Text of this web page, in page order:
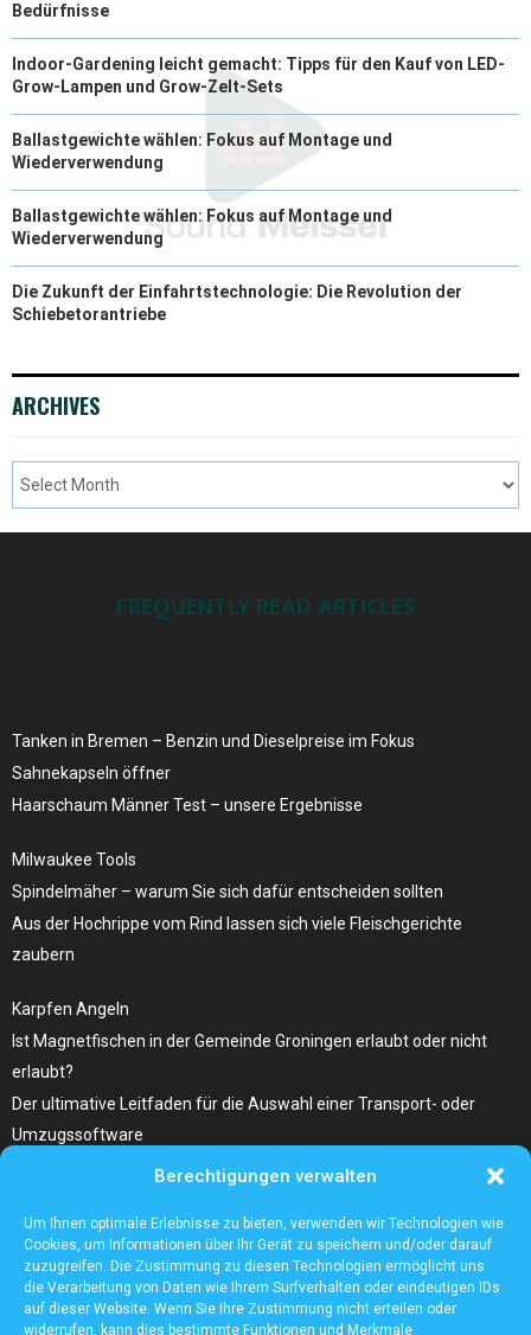
Berechtigungen verwalten
Um Ihnen optimale Erlebnisse zu bieten, verwenden wir Technologien wie
Cookies, um Informationen über Ihr Gerät zu speichern und/oder darauf
zuzugreifen. Die Zustimmung zu diesen Technologien ermöglicht uns
die Verarbeitung von Daten wie Ihrem Surfverhalten oder eindeutigen IDs
auf dieser Website. Wenn Sie Ihre Zustimmung nicht erteilen oder
widerrufen, kann dies bestimmte Funktionen und Merkmale
Bedürfnisse
Indoor-Gardening leicht gemacht: Tipps für den Kauf von LED-
Grow-Lampen und Grow-Zelt-Sets
Ballastgewichte wählen: Fokus auf Montage und
Wiederverwendung
Ballastgewichte wählen: Fokus auf Montage und
Wiederverwendung
Die Zukunft der Einfahrtstechnologie: Die Revolution der
Schiebetorantriebe
ARCHIVES
FREQUENTLY READ ARTICLES
Tanken in Bremen – Benzin und Dieselpreise ​im Fokus
Sahnekapseln öffner
Haarschaum Männer Test – unsere Ergebnisse
Milwaukee Tools
Spindelmäher – warum Sie sich dafür entscheiden sollten
Aus der Hochrippe vom Rind lassen sich viele Fleischgerichte
zaubern
Karpfen Angeln
Ist Magnetfischen in der Gemeinde Groningen erlaubt oder nicht
erlaubt?
Der ultimative Leitfaden für die Auswahl einer Transport- oder
Umzugssoftware
Was Sie Über Infrarot Dörrautomat Wissen Sollten
Tolle Fotocollagen selber gestalten